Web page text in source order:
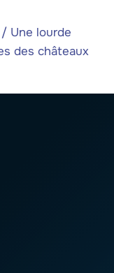
/ Une lourde
des châteaux